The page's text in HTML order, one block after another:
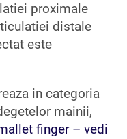
proximale
distale
este
in categoria
mainii,
finger – vedi